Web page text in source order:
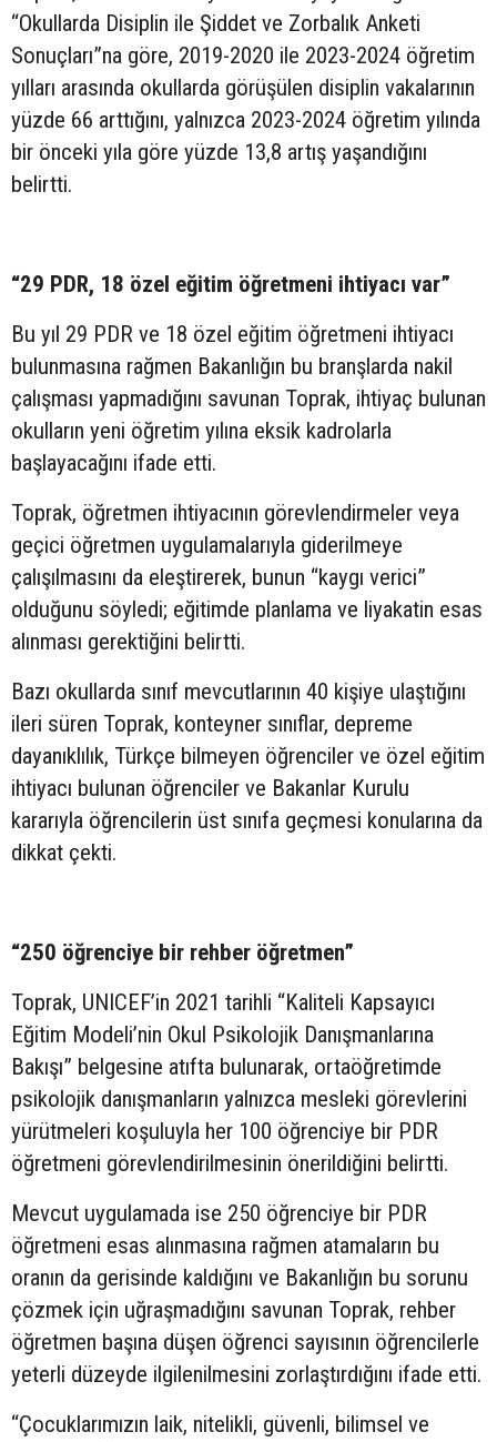
“Okullarda Disiplin ile Şiddet ve Zorbalık Anketi
Sonuçları”na göre, 2019-2020 ile 2023-2024 öğretim
yılları arasında okullarda görüşülen disiplin vakalarının
yüzde 66 arttığını, yalnızca 2023-2024 öğretim yılında
bir önceki yıla göre yüzde 13,8 artış yaşandığını
belirtti.
“29 PDR, 18 özel eğitim öğretmeni ihtiyacı var”
Bu yıl 29 PDR ve 18 özel eğitim öğretmeni ihtiyacı
bulunmasına rağmen Bakanlığın bu branşlarda nakil
çalışması yapmadığını savunan Toprak, ihtiyaç bulunan
okulların yeni öğretim yılına eksik kadrolarla
başlayacağını ifade etti.
Toprak, öğretmen ihtiyacının görevlendirmeler veya
geçici öğretmen uygulamalarıyla giderilmeye
çalışılmasını da eleştirerek, bunun “kaygı verici”
olduğunu söyledi; eğitimde planlama ve liyakatin esas
alınması gerektiğini belirtti.
Bazı okullarda sınıf mevcutlarının 40 kişiye ulaştığını
ileri süren Toprak, konteyner sınıflar, depreme
dayanıklılık, Türkçe bilmeyen öğrenciler ve özel eğitim
ihtiyacı bulunan öğrenciler ve Bakanlar Kurulu
kararıyla öğrencilerin üst sınıfa geçmesi konularına da
dikkat çekti.
“250 öğrenciye bir rehber öğretmen”
Toprak, UNICEF’in 2021 tarihli “Kaliteli Kapsayıcı
Eğitim Modeli’nin Okul Psikolojik Danışmanlarına
Bakışı” belgesine atıfta bulunarak, ortaöğretimde
psikolojik danışmanların yalnızca mesleki görevlerini
yürütmeleri koşuluyla her 100 öğrenciye bir PDR
öğretmeni görevlendirilmesinin önerildiğini belirtti.
Mevcut uygulamada ise 250 öğrenciye bir PDR
öğretmeni esas alınmasına rağmen atamaların bu
oranın da gerisinde kaldığını ve Bakanlığın bu sorunu
çözmek için uğraşmadığını savunan Toprak, rehber
öğretmen başına düşen öğrenci sayısının öğrencilerle
yeterli düzeyde ilgilenilmesini zorlaştırdığını ifade etti.
“Çocuklarımızın laik, nitelikli, güvenli, bilimsel ve